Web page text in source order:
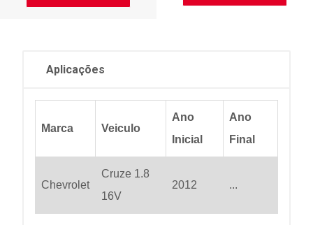
Aplicações
Marca Veiculo
Ano
Inicial
Ano
Final
Chevrolet
Cruze 1.8
16V
2012 ...